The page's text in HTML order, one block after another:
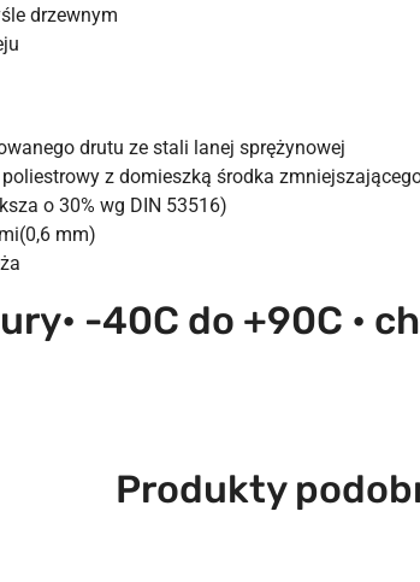
drzewnym
drutu ze stali lanej sprężynowej
z domieszką środka
o 30% wg DIN 53516)
mm)
-40C do +90C •
Produkty
Produkty